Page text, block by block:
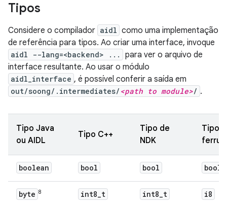
Tipos
Considere o compilador aidl como uma implementação
de referência para tipos. Ao criar uma interface, invoque
aidl --lang=<backend> ...
para ver o arquivo de
interface resultante. Ao usar o módulo
aidl_interface , é possível conferir a saída em
out/soong/.intermediates/ <path to module>/ .
Tipo Java
ou AIDL
Tipo C++
Tipo de
NDK
Tipo
boolean bool bool bool
byte 8 int8_t int8_t i8